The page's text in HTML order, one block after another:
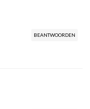
BEANTWOORDEN